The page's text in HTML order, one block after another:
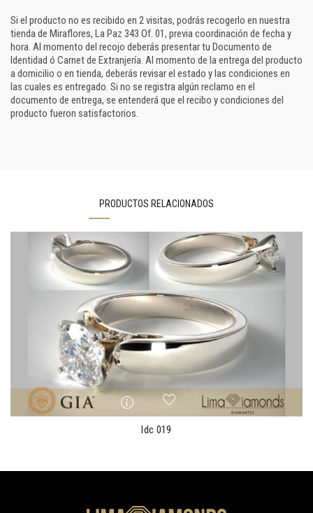
Si el producto no es recibido en 2 visitas, podrás recogerlo en nuestra
tienda de Miraflores, La Paz 343 Of. 01, previa coordinación de fecha y
hora. Al momento del recojo deberás presentar tu Documento de
Identidad ó Carnet de Extranjería. Al momento de la entrega del producto
a domicilio o en tienda, deberás revisar el estado y las condiciones en
las cuales es entregado. Si no se registra algún reclamo en el
documento de entrega, se entenderá que el recibo y condiciones del
producto fueron satisfactorios.
PRODUCTOS RELACIONADOS
ldc 019